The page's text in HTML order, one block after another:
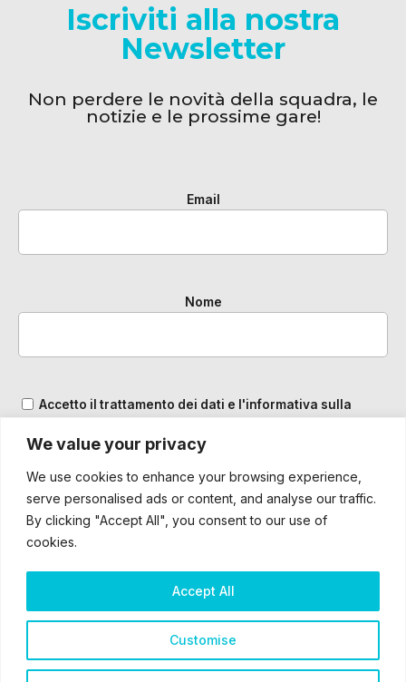
We value your privacy
We use cookies to enhance your browsing experience,
serve personalised ads or content, and analyse our traffic.
By clicking "Accept All", you consent to our use of
cookies.
Customise
Accept All
Iscriviti alla nostra
Newsletter
Non perdere le novità della squadra, le
notizie e le prossime gare!
Email
Nome
Accetto il trattamento dei dati e l'informativa sulla
Cookie & Privacy Policy